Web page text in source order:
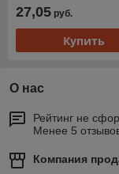
27,05 руб.
Купить
О нас
Рейтинг не
Менее 5
Компания